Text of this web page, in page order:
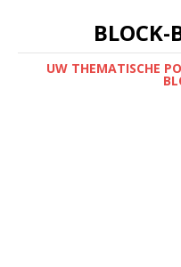
BLOCK-
UW THEMATISCHE